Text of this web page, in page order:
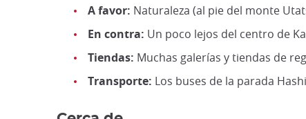
A favor: Naturaleza (al pie del monte
En contra: Un poco lejos del centro de
Tiendas: Muchas galerías y tiendas de
Transporte: Los buses de la parada